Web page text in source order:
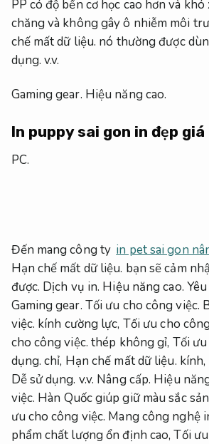
PP có độ bền cơ học cao hơn và
chăng và không gây ô nhiễm môi
chế mất dữ liệu. nó thường được
dụng. v.v.
Gaming gear. Hiệu năng cao.
In puppy sai gon in đẹp
PC.
Đến mang công ty in pet sai gon
Hạn chế mất dữ liệu. bạn sẽ cảm
được. Dịch vụ in. Hiệu năng cao.
Gaming gear. Tối ưu cho công việc.
việc. kính cường lực, Tối ưu cho
cho công việc. thép không gỉ, Tối
dụng. chỉ, Hạn chế mất dữ liệu. kính,
Dễ sử dụng. v.v. Nâng cấp. Hiệu
việc. Hàn Quốc giúp giữ màu sắc
ưu cho công việc. Mang công nghệ
phẩm chất lượng ổn định cao,Tối